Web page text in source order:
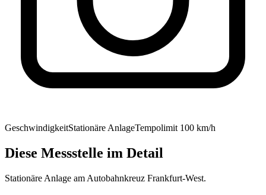
GeschwindigkeitStationäre AnlageTempolimit 100 km/h
Diese Messstelle im Detail
Stationäre Anlage am Autobahnkreuz Frankfurt-West.